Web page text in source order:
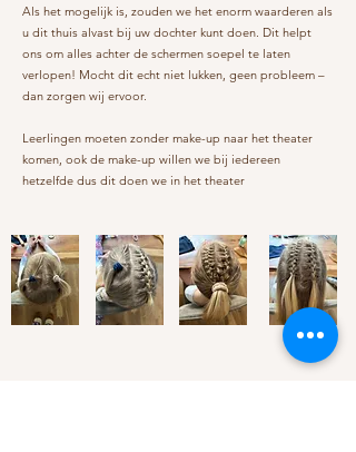
Als het mogelijk is, zouden we het enorm waarderen als
u dit thuis alvast bij uw dochter kunt doen. Dit helpt
ons om alles achter de schermen soepel te laten
verlopen! Mocht dit echt niet lukken, geen probleem –
dan zorgen wij ervoor.
Leerlingen moeten zonder make-up naar het theater
komen, ook de make-up willen we bij iedereen
hetzelfde dus dit doen we in het theater